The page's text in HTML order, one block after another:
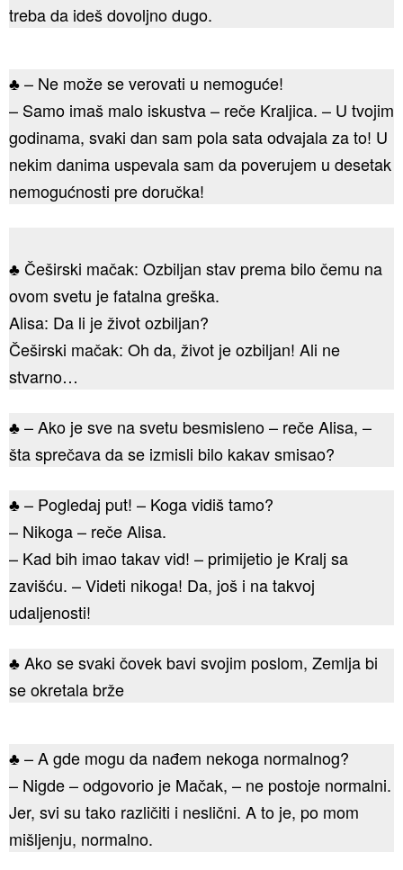
treba da ideš dovoljno dugo.
♣ – Ne može se verovati u nemoguće!
– Samo imaš malo iskustva – reče Kraljica. – U tvojim
godinama, svaki dan sam pola sata odvajala za to! U
nekim danima uspevala sam da poverujem u desetak
nemogućnosti pre doručka!
♣ Češirski mačak: Ozbiljan stav prema bilo čemu na
ovom svetu je fatalna greška.
Alisa: Da li je život ozbiljan?
Češirski mačak: Oh da, život je ozbiljan! Ali ne
stvarno…
♣ – Ako je sve na svetu besmisleno – reče Alisa, –
šta sprečava da se izmisli bilo kakav smisao?
♣ – Pogledaj put! – Koga vidiš tamo?
– Nikoga – reče Alisa.
– Kad bih imao takav vid! – primijetio je Kralj sa
zavišću. – Videti nikoga! Da, još i na takvoj
udaljenosti!
♣ Ako se svaki čovek bavi svojim poslom, Zemlja bi
se okretala brže
♣ – A gde mogu da nađem nekoga normalnog?
– Nigde – odgovorio je Mačak, – ne postoje normalni.
Jer, svi su tako različiti i neslični. A to je, po mom
mišljenju, normalno.